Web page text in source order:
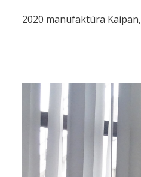
2020 manufaktúra